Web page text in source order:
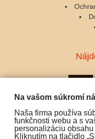
Na vašom súkromí
Naša firma používa
funkčnosti webu a s
personalizáciu
Kliknutím na tlačidlo